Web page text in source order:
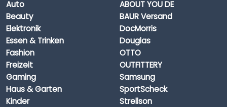
Auto
Beauty
Elektronik
Essen & Trinken
Fashion
Freizeit
Gaming
Haus & Garten
Kinder
ABOUT YOU DE
BAUR Versand
DocMorris
Douglas
OTTO
OUTFITTERY
Samsung
SportScheck
Strellson